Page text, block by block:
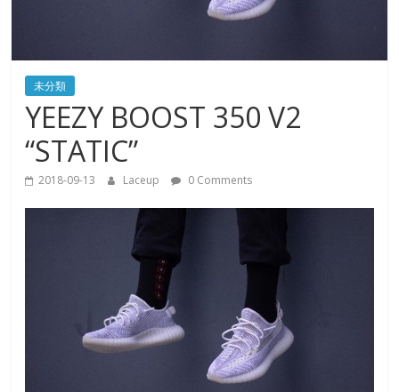
未分類
YEEZY BOOST 350 V2
“STATIC”
2018-09-13 Laceup 0 Comments